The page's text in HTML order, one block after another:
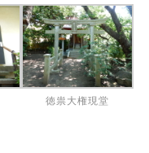
徳祟大権現堂